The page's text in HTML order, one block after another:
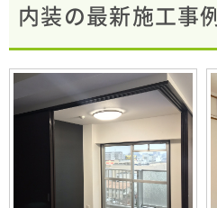
内装の最新施工事例